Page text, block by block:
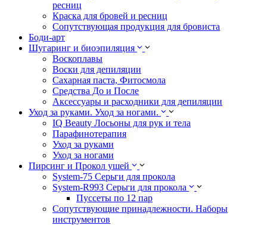
ресниц
Краска для бровей и ресниц
Сопутствующая продукция для бровиста
Боди-арт
Шугаринг и биоэпиляция
Воскоплавы
Воски для депиляции
Сахарная паста, Фитосмола
Средства До и После
Аксессуары и расходники для депиляции
Уход за руками. Уход за ногами.
IQ Beauty Лосьоны для рук и тела
Парафинотерапия
Уход за руками
Уход за ногами
Пирсинг и Прокол ушей
System-75 Серьги для прокола
System-R993 Серьги для прокола
Пуссеты по 12 пар
Cопутствующие принадлежности. Наборы
инструментов